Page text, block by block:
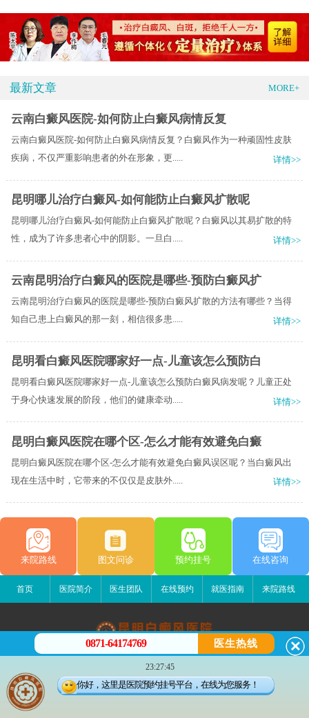
最新文章 MORE+
云南白癜风医院-如何防止白癜风病情反复
云南白癜风医院-如何防止白癜风病情反复？白癜风作为一种顽固性皮肤
疾病，不仅严重影响患者的外在形象，更.....
详情>>
昆明哪儿治疗白癜风-如何能防止白癜风扩散呢
昆明哪儿治疗白癜风-如何能防止白癜风扩散呢？白癜风以其易扩散的特
性，成为了许多患者心中的阴影。一旦白.....
详情>>
云南昆明治疗白癜风的医院是哪些-预防白癜风扩
云南昆明治疗白癜风的医院是哪些-预防白癜风扩散的方法有哪些？当得
知自己患上白癜风的那一刻，相信很多患.....
详情>>
昆明看白癜风医院哪家好一点-儿童该怎么预防白
昆明看白癜风医院哪家好一点-儿童该怎么预防白癜风病发呢？儿童正处
于身心快速发展的阶段，他们的健康牵动.....
详情>>
昆明白癜风医院在哪个区-怎么才能有效避免白癜
昆明白癜风医院在哪个区-怎么才能有效避免白癜风误区呢？当白癜风出
现在生活中时，它带来的不仅仅是皮肤外.....
详情>>
来院路线 图文问诊 预约挂号 在线咨询
首页 医院简介 医生团队 在线预约 就医指南 来院路线
昆明白癜风医院
昆明市五华区护国路2号
版权所有：昆明白癜风医院
0871-64174769 医生热线
23:27:45
你好，这里是医院预约挂号平台，在线为您服务！